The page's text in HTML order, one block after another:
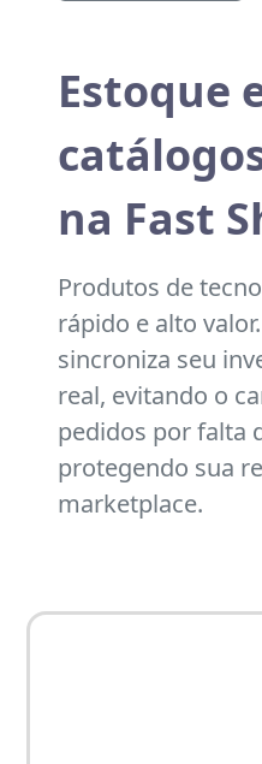
Estoque
na Fast
Produtos de
rápido e alto
sincroniza seu
real, evitando o
pedidos por falta
protegendo sua
marketplace.